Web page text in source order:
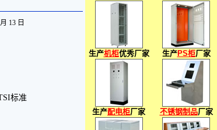
13 日
标准
生产机柜优秀厂家 生产PS柜厂家
生产配电柜厂家 不锈钢制品厂家